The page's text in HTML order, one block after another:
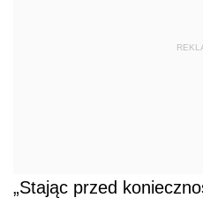
„Stając przed